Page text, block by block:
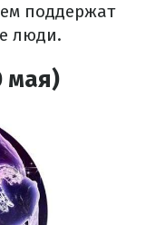
поддержат
люди.
мая)